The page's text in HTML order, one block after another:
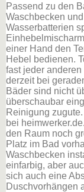
Passend zu den
Waschbecken
Wasserbatterien
einer Hand den
Hebel bedienen.
fast jeder
derzeit bei
Bäder sind nicht
überschaubar
Reinigung
bei
den Raum noch
Platz im Bad
Waschbecken
einfarbig, aber
sich auch eine
Duschvorhängen